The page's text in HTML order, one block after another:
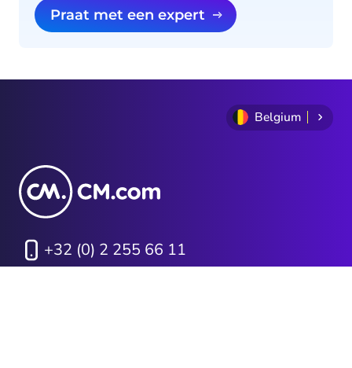
Praat met een expert
Belgium
+32 (0) 2 255 66 11